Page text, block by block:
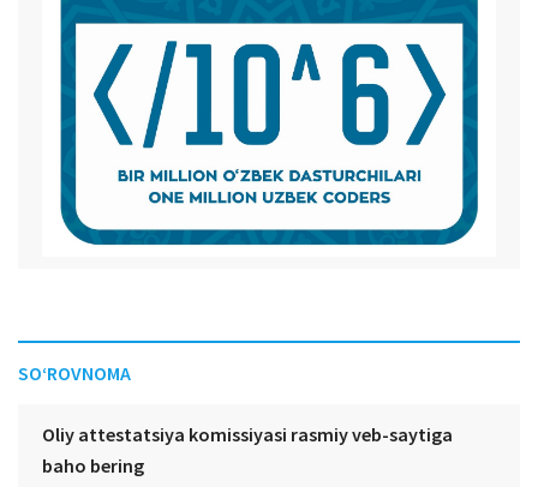
SO‘ROVNOMA
Oliy attestatsiya komissiyasi rasmiy veb-saytiga
baho bering